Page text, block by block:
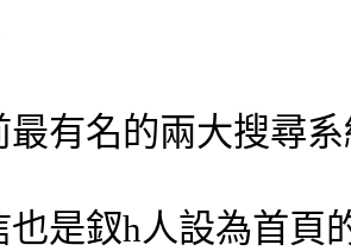
最有名的兩大搜尋
也是釵h人設為首頁